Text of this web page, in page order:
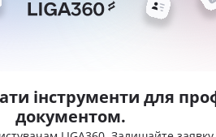
інструменти для
документом.